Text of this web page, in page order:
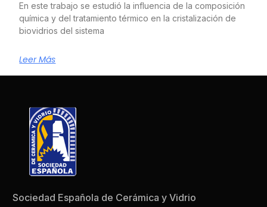
En este trabajo se estudió la influencia de la composición
química y del tratamiento térmico en la cristalización de
biovidrios del sistema
Leer Más
Sociedad Española de Cerámica y Vidrio